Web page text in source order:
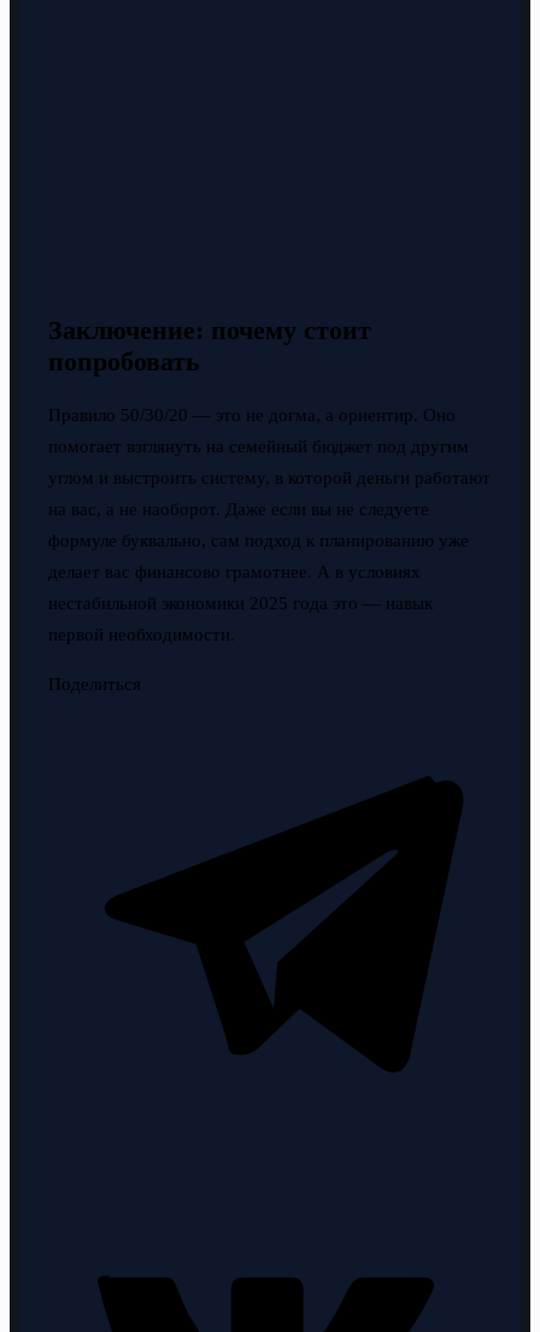
Заключение: почему стоит
попробовать
Правило 50/30/20 — это не догма, а ориентир. Оно
помогает взглянуть на семейный бюджет под другим
углом и выстроить систему, в которой деньги работают
на вас, а не наоборот. Даже если вы не следуете
формуле буквально, сам подход к планированию уже
делает вас финансово грамотнее. А в условиях
нестабильной экономики 2025 года это — навык
первой необходимости.
Поделиться